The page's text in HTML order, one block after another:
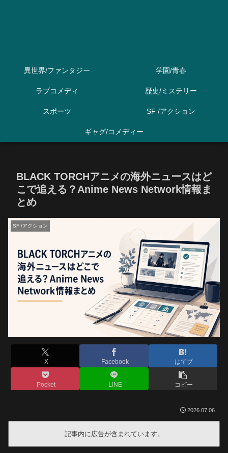
異世界/ファンタジー 学園/青春
ラブコメディ 歴史/ミステリー
スポーツ SF /アクション
ギャグ/コメディー
BLACK TORCHアニメの海外ニュースはど
こで追える？Anime News Network情報ま
とめ
SF /アクション
X Facebook はてブ
Pocket LINE コピー
2026.07.06
記事内に広告が含まれています。